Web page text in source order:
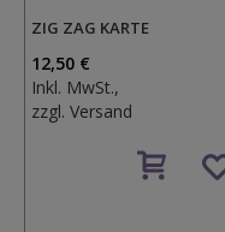
ZIG ZAG KARTE
12,50 €
Inkl. MwSt.,
zzgl. Versand
den